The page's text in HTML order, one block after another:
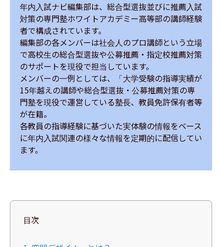
年内入試ナビ編集部は、総合型選抜並びに推薦入試
対策の専門塾ホワイトアカデミー高等部の講師経験
者で構成されています。
編集部の各メンバーは社会人のプロ講師という立場
で高校生の総合型選抜や公募推薦・指定校推薦対策
のサポートを現役で担当しています。
メンバーの一例としては、「大学受験の指導実績が
15年越えの講師や総合型選抜・公募推薦対策の専
門塾を現役で運営している塾長、教員免許保有者等
が在籍。
各教員の指導経験に基づいた実体験の情報をベース
に年内入試関連の様々な情報を定期的に配信してい
ます。
目次